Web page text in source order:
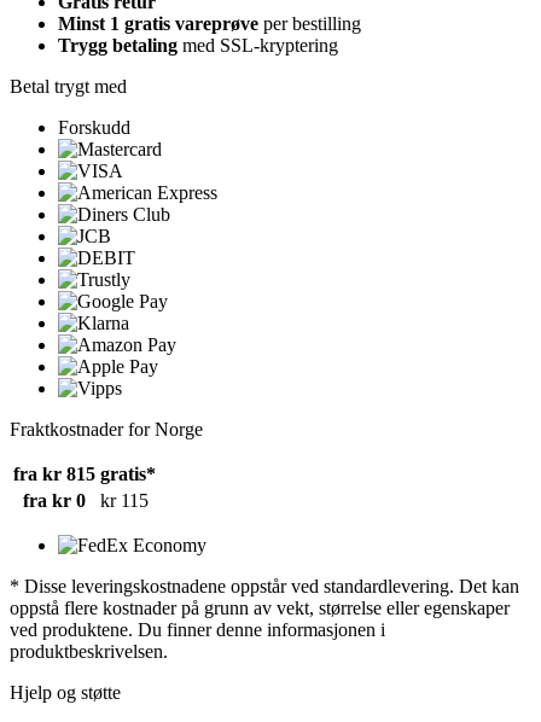
Minst 1 gratis vareprøve per bestilling
Trygg betaling med SSL-kryptering
Betal trygt med
Forskudd
Fraktkostnader for Norge
fra kr 815 gratis*
fra kr 0
kr 115
* Disse leveringskostnadene oppstår ved standardlevering. Det kan
oppstå flere kostnader på grunn av vekt, størrelse eller egenskaper
ved produktene. Du finner denne informasjonen i
produktbeskrivelsen.
Hjelp og støtte